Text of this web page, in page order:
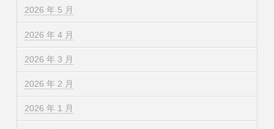
2026 年 5 月
2026 年 4 月
2026 年 3 月
2026 年 2 月
2026 年 1 月